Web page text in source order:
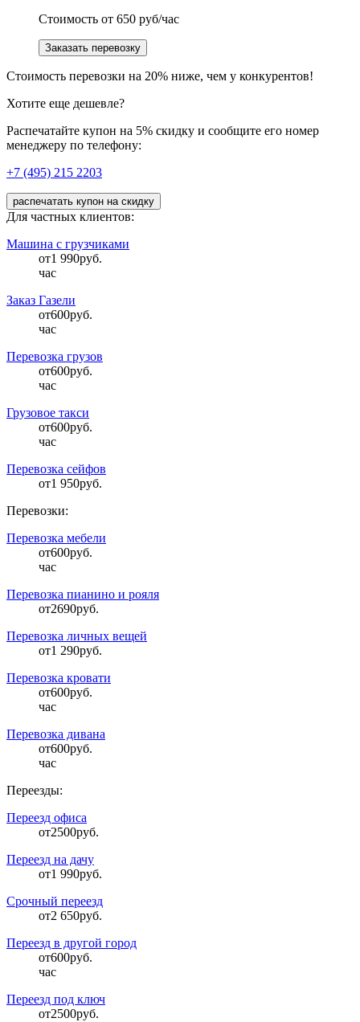
Стоимость от 650 руб/час
Заказать перевозку
Стоимость перевозки на 20% ниже, чем у конкурентов!
Хотите еще дешевле?
Распечатайте купон на 5% скидку и сообщите его номер
менеджеру по телефону:
+7 (495) 215 2203
распечатать купон на скидку
Для частных клиентов:
Машина с грузчиками
от1 990руб.
час
Заказ Газели
от600руб.
час
Перевозка грузов
от600руб.
час
Грузовое такси
от600руб.
час
Перевозка сейфов
от1 950руб.
Перевозки:
Перевозка мебели
от600руб.
час
Перевозка пианино и рояля
от2690руб.
Перевозка личных вещей
от1 290руб.
Перевозка кровати
от600руб.
час
Перевозка дивана
от600руб.
час
Переезды:
Переезд офиса
от2500руб.
Переезд на дачу
от1 990руб.
Срочный переезд
от2 650руб.
Переезд в другой город
от600руб.
час
Переезд под ключ
от2500руб.